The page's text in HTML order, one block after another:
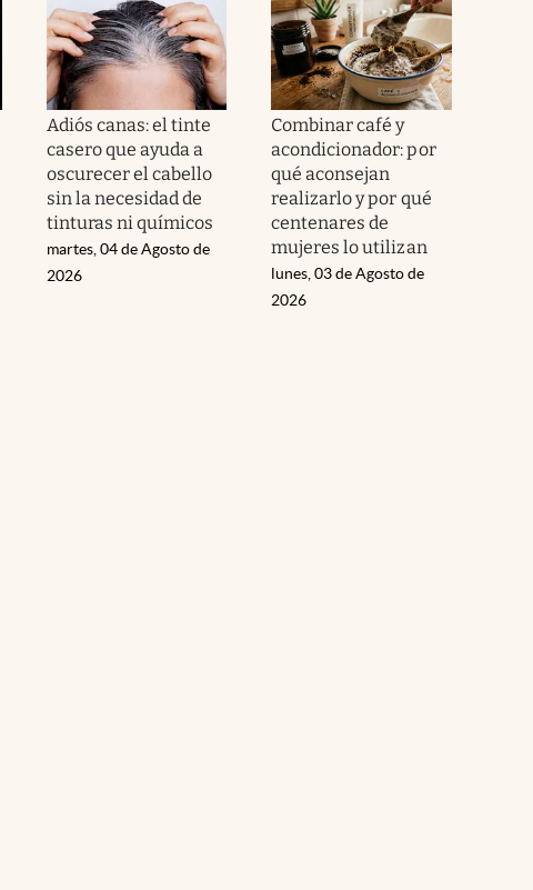
Adiós canas: el tinte
casero que ayuda a
oscurecer el cabello
sin la necesidad de
tinturas ni químicos
martes, 04 de Agosto de
2026
Combinar café y
acondicionador: por
qué aconsejan
realizarlo y por qué
centenares de
mujeres lo utilizan
lunes, 03 de Agosto de
2026